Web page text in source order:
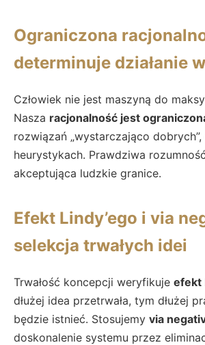
Ograniczona
determinuje działanie
Człowiek nie jest maszyną do
Nasza racjonalność jest
rozwiązań „wystarczająco
heurystykach. Prawdziwa
akceptująca ludzkie granice.
Efekt Lindy’ego i via
selekcja trwałych idei
Trwałość koncepcji weryfikuje efekt
dłużej idea przetrwała, tym dłużej
będzie istnieć. Stosujemy via
doskonalenie systemu przez